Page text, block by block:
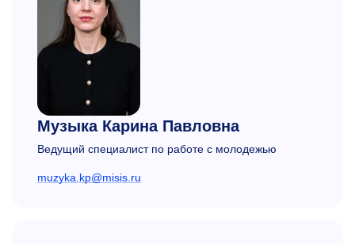
Музыка Карина Павловна
Ведущий специалист по работе с молодежью
muzyka.kp@misis.ru